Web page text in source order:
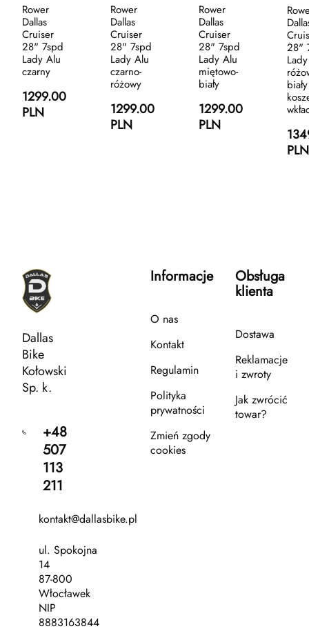
Rower
Dallas
Cruiser
28" 7spd
Lady Alu
czarny
1299.00
PLN
Rower
Dallas
Cruiser
28" 7spd
Lady Alu
czarno-
różowy
1299.00
PLN
Rower
Dallas
Cruiser
28" 7spd
Lady Alu
miętowo-
biały
1299.00
PLN
28"
PLN
Dallas
Bike
Kołowski
Sp. k.
+48
507
113
211
kontakt@dallasbike.pl
ul. Spokojna
14
87-800
Włocławek
NIP
8883163844
Informacje
O nas
Kontakt
Regulamin
Polityka
prywatności
Zmień zgody
cookies
Obsługa
klienta
Dostawa
Reklamacje
i zwroty
Jak zwrócić
towar?